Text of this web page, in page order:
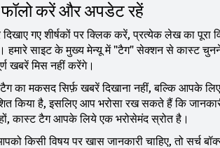
करें और अपडेट रहें
गए शीर्षकों पर क्लिक करें, प्रत्येक लेख का
हमारे साइट के मुख्य मेन्यू में "टैग" सेक्शन से कास्ट
खबरें मिस नहीं करेंगे।
का मकसद सिर्फ़ खबरें दिखाना नहीं, बल्कि आपके
किया है, इसलिए आप भरोसा रख सकते हैं कि
कास्ट टैग आपके लिये एक भरोसेमंद स्रोत है।
किसी विषय पर खास जानकारी चाहिए, तो